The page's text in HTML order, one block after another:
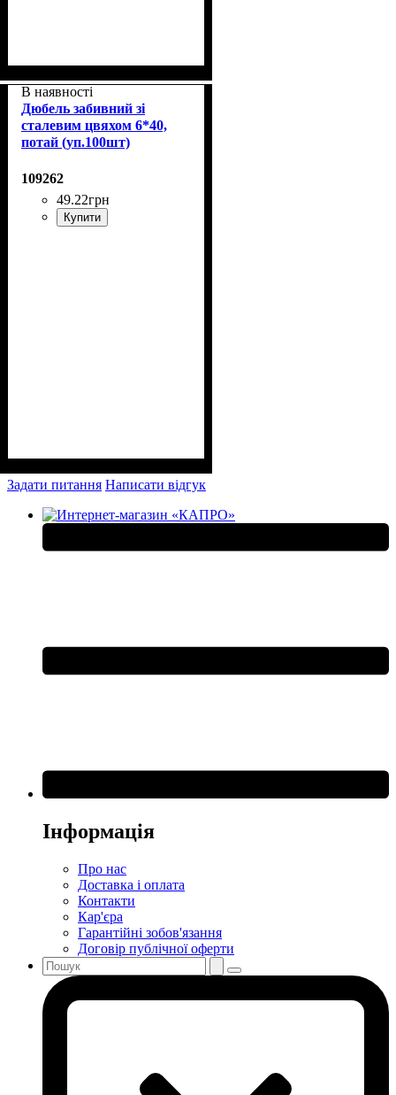
В наявності
Дюбель забивний зі
сталевим цвяхом 6*40,
потай (уп.100шт)
109262
49.22грн
Купити
Задати питання Написати відгук
Інформація
Про нас
Доставка і оплата
Контакти
Кар'єра
Гарантійні зобов'язання
Договір публічної оферти